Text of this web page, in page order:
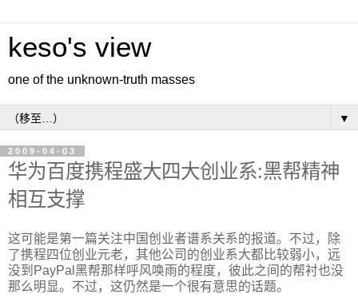
keso's view
one of the unknown-truth masses
▼
2009-04-03
华为百度携程盛大四大创业系:黑帮精神
相互支撑
这可能是第一篇关注中国创业者谱系关系的报道。不过，除
了携程四位创业元老，其他公司的创业系大都比较弱小，远
没到PayPal黑帮那样呼风唤雨的程度，彼此之间的帮衬也没
那么明显。不过，这仍然是一个很有意思的话题。